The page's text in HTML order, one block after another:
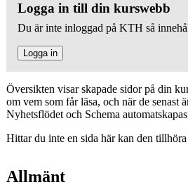
Logga in till din kurswebb
Du är inte inloggad på KTH så
Logga in
Översikten visar skapade sidor på din
om vem som får läsa, och när de senast
Nyhetsflödet och Schema
Hittar du inte en sida här kan den
Allmänt